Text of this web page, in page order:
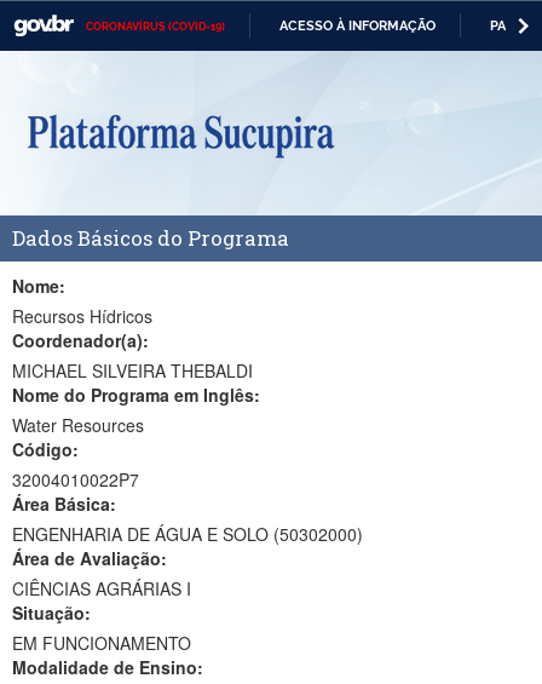
CORONAVÍRUS (COVID-19) ACESSO À INFORMAÇÃO
Casa Civil
Ministério da Defesa
Ministério da Economia
Ministério da Infraestrutura
Ministério da Educação
Ministério da Cidadania
Ministério da Saúde
Ministério de Minas e Energia
Ministério da Ciência, Tecnologia, Inovações e Comunicações
Ministério do Meio Ambiente
Ministério do Turismo
Dados Básicos do Programa
Nome:
Recursos Hídricos
Coordenador(a):
MICHAEL SILVEIRA THEBALDI
Nome do Programa em Inglês:
Water Resources
Código:
32004010022P7
Área Básica:
ENGENHARIA DE ÁGUA E SOLO (50302000)
Área de Avaliação:
CIÊNCIAS AGRÁRIAS I
Situação:
EM FUNCIONAMENTO
Modalidade de Ensino: